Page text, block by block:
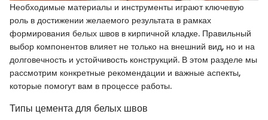
Необходимые материалы и инструменты играют ключевую
роль в достижении желаемого результата в рамках
формирования белых швов в кирпичной кладке. Правильный
выбор компонентов влияет не только на внешний вид, но и на
долговечность и устойчивость конструкций. В этом разделе мы
рассмотрим конкретные рекомендации и важные аспекты,
которые помогут вам в процессе работы.
Типы цемента для белых швов